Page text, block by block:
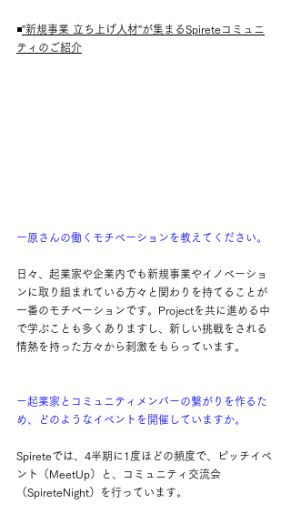
◾️”新規事業 立ち上げ人材”が集まるSpireteコミュニ
ティのご紹介
ー原さんの働くモチベーションを教えてください。
日々、起業家や企業内でも新規事業やイノベーショ
ンに取り組まれている方々と関わりを持てることが
一番のモチベーションです。Projectを共に進める中
で学ぶことも多くありますし、新しい挑戦をされる
情熱を持った方々から刺激をもらっています。
ー起業家とコミュニティメンバーの繋がりを作るた
め、どのようなイベントを開催していますか。
Spireteでは、4半期に1度ほどの頻度で、ピッチイベ
ント（MeetUp）と、コミュニティ交流会
（SpireteNight）を行っています。